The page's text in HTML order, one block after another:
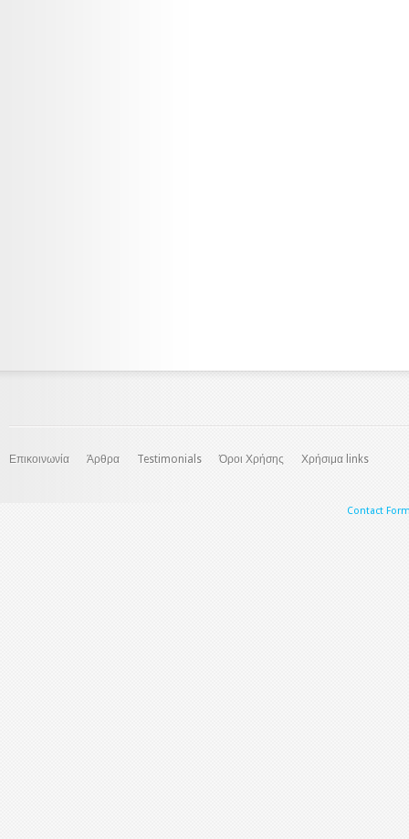
Επικοινωνία Άρθρα Testimonials Όροι Χρήσης Χρήσιμα links
Contact